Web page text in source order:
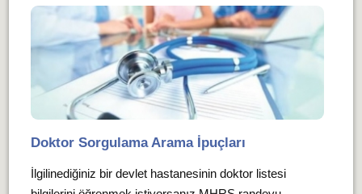
Doktor Sorgulama Arama İpuçları
İlgilinediğiniz bir devlet hastanesinin doktor listesi